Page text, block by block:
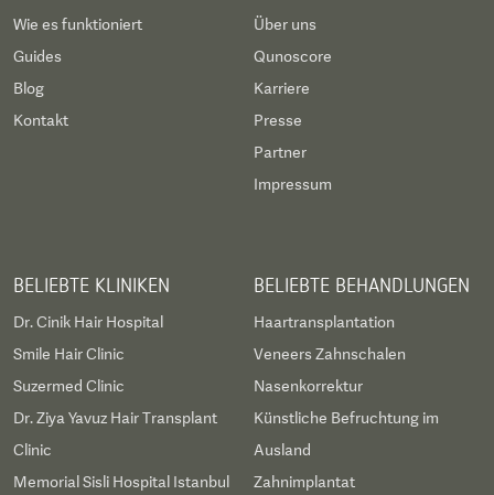
Wie es funktioniert
Guides
Blog
Kontakt
Über uns
Qunoscore
Karriere
Presse
Partner
Impressum
BELIEBTE KLINIKEN
Dr. Cinik Hair Hospital
Smile Hair Clinic
Suzermed Clinic
Dr. Ziya Yavuz Hair Transplant
Clinic
Memorial Sisli Hospital Istanbul
BELIEBTE BEHANDLUNGEN
Haartransplantation
Veneers Zahnschalen
Nasenkorrektur
Künstliche Befruchtung im
Ausland
Zahnimplantat